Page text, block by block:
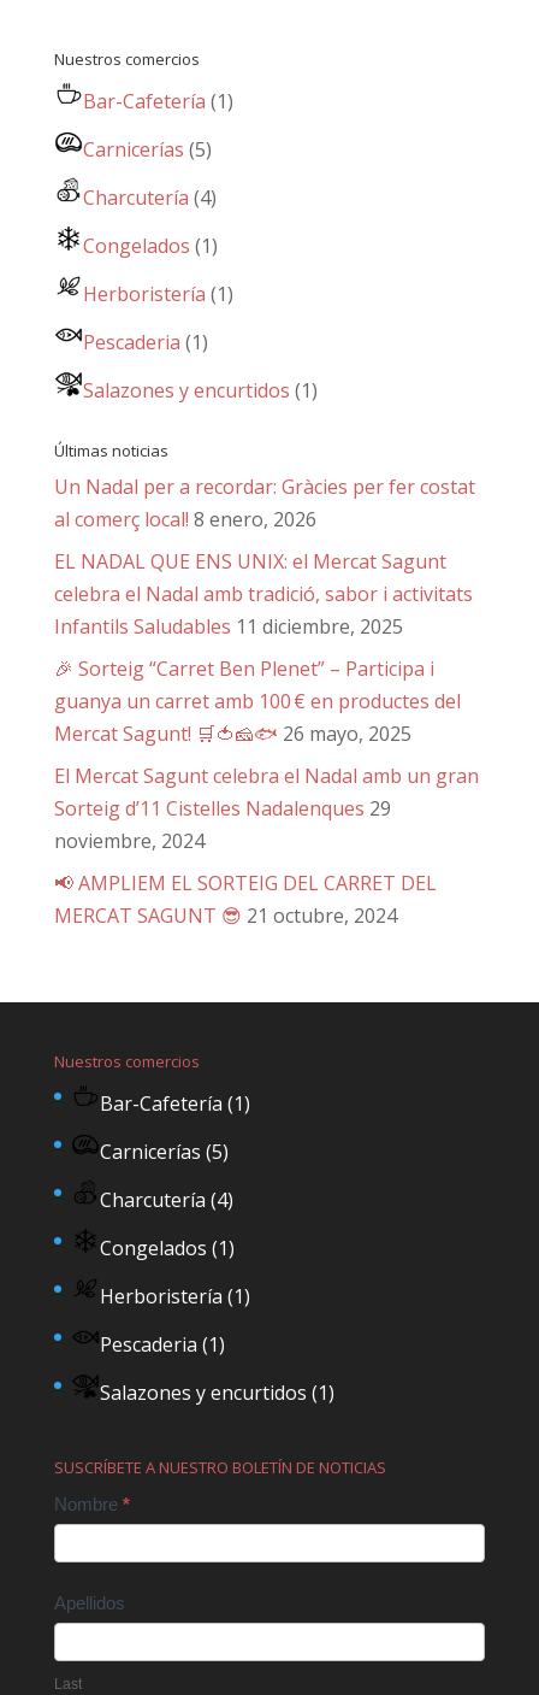
Nuestros comercios
Bar-Cafetería (1)
Carnicerías (5)
Charcutería (4)
Congelados (1)
Herboristería (1)
Pescaderia (1)
Salazones y encurtidos (1)
Últimas noticias
Un Nadal per a recordar: Gràcies per fer costat
al comerç local! 8 enero, 2026
EL NADAL QUE ENS UNIX: el Mercat Sagunt
celebra el Nadal amb tradició, sabor i activitats
Infantils Saludables 11 diciembre, 2025
🎉 Sorteig “Carret Ben Plenet” – Participa i
guanya un carret amb 100 € en productes del
Mercat Sagunt! 🛒🍅🧀🐟 26 mayo, 2025
El Mercat Sagunt celebra el Nadal amb un gran
Sorteig d’11 Cistelles Nadalenques 29
noviembre, 2024
📢 AMPLIEM EL SORTEIG DEL CARRET DEL
MERCAT SAGUNT 😎 21 octubre, 2024
Nuestros comercios
Bar-Cafetería (1)
Carnicerías (5)
Charcutería (4)
Congelados (1)
Herboristería (1)
Pescaderia (1)
Salazones y encurtidos (1)
SUSCRÍBETE A NUESTRO BOLETÍN DE NOTICIAS
Contact
Nombre *
Apellidos
Last